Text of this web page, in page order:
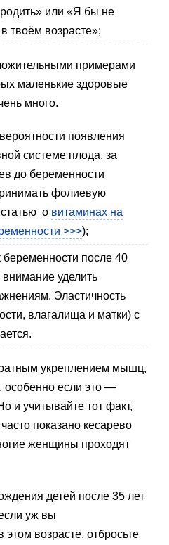
или «Я бы не
твоём возрасте»;
примерами
маленькие здоровые
много.
появления
системе плода, за
до беременности
фолиевую
статью о витаминах на
>>>);
беременности после 40
внимание уделить
Эластичность
влагалища и матки) с
укреплением мышц,
особенно если это —
и учитывайте тот факт,
показано кесарево
женщины проходят
детей после 35 лет
уж вы
возрасте, отбросьте